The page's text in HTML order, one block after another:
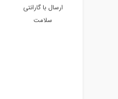
ارسال با گارانتی
سلامت